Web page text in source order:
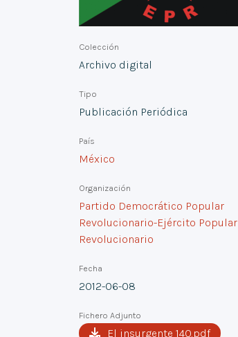
Colección
Archivo digital
Tipo
Publicación Periódica
País
México
Organización
Partido Democrático Popular
Revolucionario-Ejército Popular
Revolucionario
Fecha
2012-06-08
Fichero Adjunto
El insurgente 140.pdf